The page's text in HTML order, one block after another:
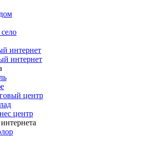
интернет
интернет
центр
центр